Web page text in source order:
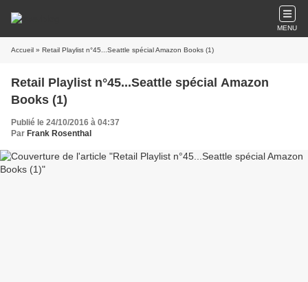
MENU
Accueil » Retail Playlist n°45...Seattle spécial Amazon Books (1)
Retail Playlist n°45...Seattle spécial Amazon
Books (1)
Publié le 24/10/2016 à 04:37
Par Frank Rosenthal